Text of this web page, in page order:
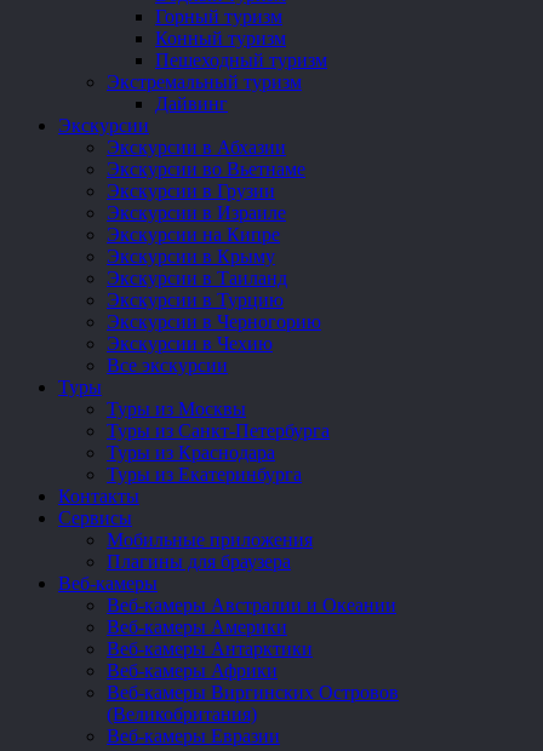
Горный туризм
Конный туризм
Пешеходный туризм
Экстремальный туризм
Дайвинг
Экскурсии
Экскурсии в Абхазии
Экскурсии во Вьетнаме
Экскурсии в Грузии
Экскурсии в Израиле
Экскурсии на Кипре
Экскурсии в Крыму
Экскурсии в Таиланд
Экскурсии в Турцию
Экскурсии в Черногорию
Экскурсии в Чехию
Все экскурсии
Туры
Туры из Москвы
Туры из Санкт-Петербурга
Туры из Краснодара
Туры из Екатеринбурга
Контакты
Сервисы
Мобильные приложения
Плагины для браузера
Веб-камеры
Веб-камеры Австралии и Океании
Веб-камеры Америки
Веб-камеры Антарктики
Веб-камеры Африки
Веб-камеры Виргинских Островов
(Великобритания)
Веб-камеры Евразии